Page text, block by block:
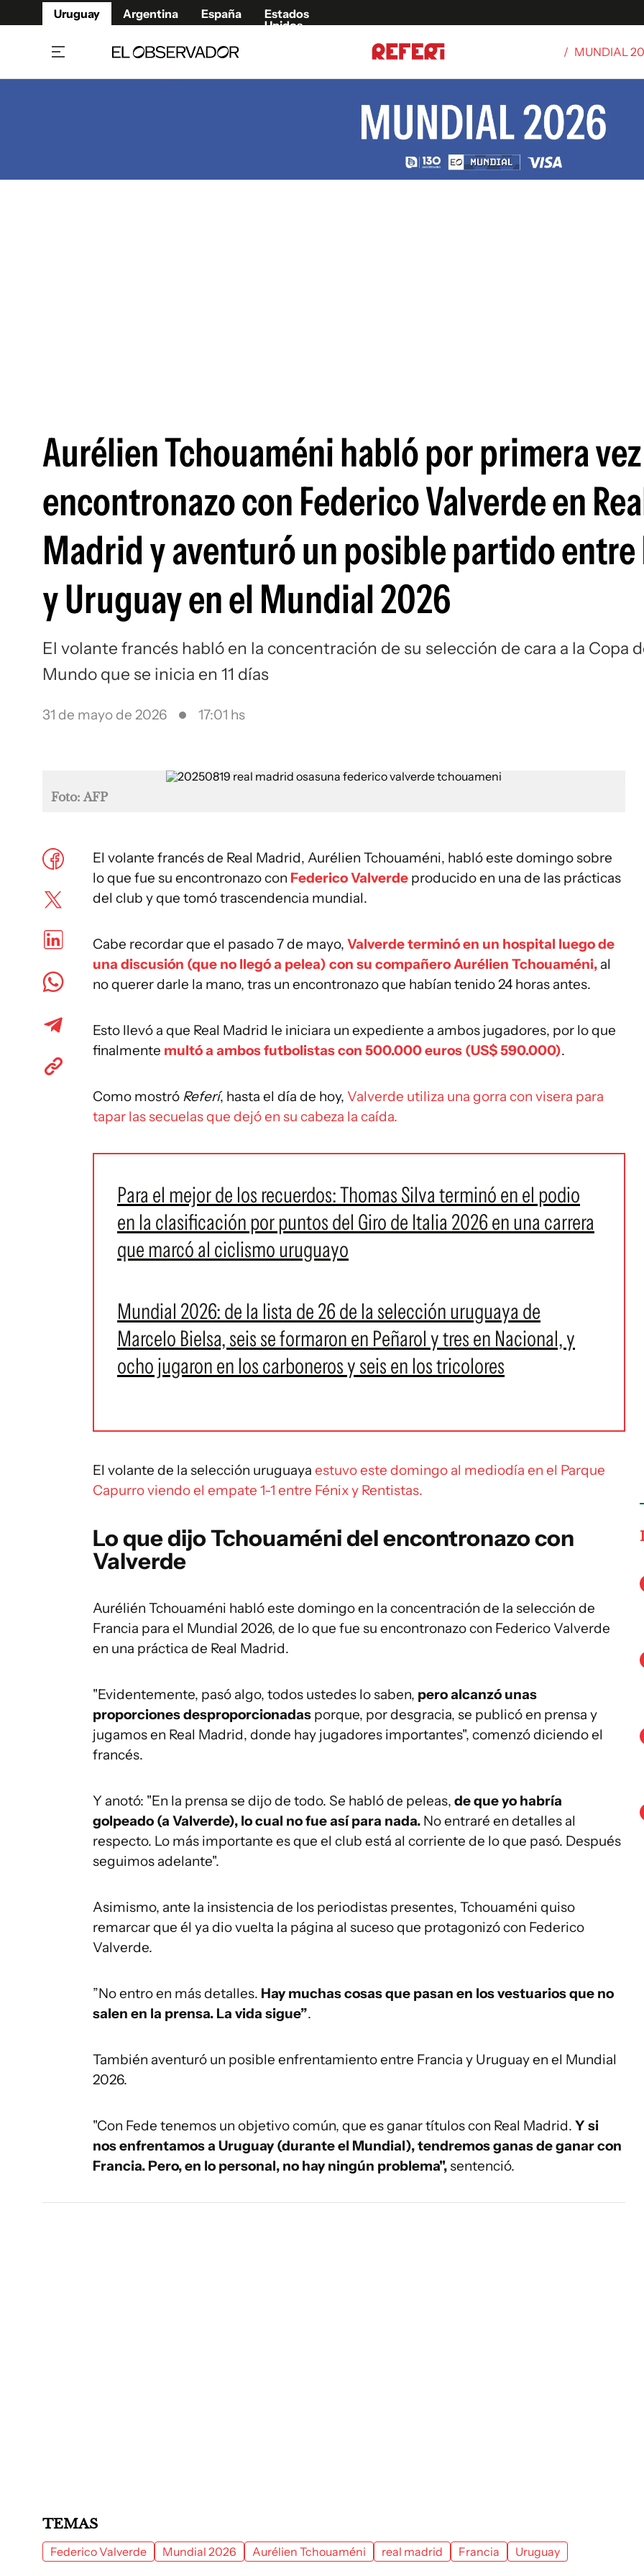
Uruguay Argentina España
Estados
Unidos
/ MUNDIAL
Aurélien Tchouaméni habló por primera
encontronazo con Federico Valverde en
Madrid y aventuró un posible partido entre
y Uruguay en el Mundial 2026
El volante francés habló en la concentración de su selección de cara a la Copa
Mundo que se inicia en 11 días
31 de mayo de 2026 17:01 hs
Foto: AFP
El volante francés de Real Madrid, Aurélien Tchouaméni, habló este domingo sobre
lo que fue su encontronazo con Federico Valverde producido en una de las prácticas
del club y que tomó trascendencia mundial.
Cabe recordar que el pasado 7 de mayo, Valverde terminó en un hospital luego de
una discusión (que no llegó a pelea) con su compañero Aurélien Tchouaméni, al
no querer darle la mano, tras un encontronazo que habían tenido 24 horas antes.
Esto llevó a que Real Madrid le iniciara un expediente a ambos jugadores, por lo que
finalmente multó a ambos futbolistas con 500.000 euros (US$ 590.000).
Como mostró Referí, hasta el día de hoy, Valverde utiliza una gorra con visera para
tapar las secuelas que dejó en su cabeza la caída.
Para el mejor de los recuerdos: Thomas Silva terminó en el podio
en la clasificación por puntos del Giro de Italia 2026 en una carrera
que marcó al ciclismo uruguayo
Mundial 2026: de la lista de 26 de la selección uruguaya de
Marcelo Bielsa, seis se formaron en Peñarol y tres en Nacional, y
ocho jugaron en los carboneros y seis en los tricolores
El volante de la selección uruguaya estuvo este domingo al mediodía en el Parque
Capurro viendo el empate 1-1 entre Fénix y Rentistas.
Lo que dijo Tchouaméni del encontronazo con
Valverde
Aurélién Tchouaméni habló este domingo en la concentración de la selección de
Francia para el Mundial 2026, de lo que fue su encontronazo con Federico Valverde
en una práctica de Real Madrid.
"Evidentemente, pasó algo, todos ustedes lo saben, pero alcanzó unas
proporciones desproporcionadas porque, por desgracia, se publicó en prensa y
jugamos en Real Madrid, donde hay jugadores importantes", comenzó diciendo el
francés.
Y anotó: "En la prensa se dijo de todo. Se habló de peleas, de que yo habría
golpeado (a Valverde), lo cual no fue así para nada. No entraré en detalles al
respecto. Lo más importante es que el club está al corriente de lo que pasó. Después
seguimos adelante".
Asimismo, ante la insistencia de los periodistas presentes, Tchouaméni quiso
remarcar que él ya dio vuelta la página al suceso que protagonizó con Federico
Valverde.
”No entro en más detalles. Hay muchas cosas que pasan en los vestuarios que no
salen en la prensa. La vida sigue”.
También aventuró un posible enfrentamiento entre Francia y Uruguay en el Mundial
2026.
"Con Fede tenemos un objetivo común, que es ganar títulos con Real Madrid. Y si
nos enfrentamos a Uruguay (durante el Mundial), tendremos ganas de ganar con
Francia. Pero, en lo personal, no hay ningún problema",sentenció.
TEMAS
Federico Valverde Mundial 2026 Aurélien Tchouaméni real madrid Francia Uruguay